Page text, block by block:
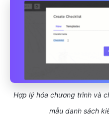
Hợp lý hóa chương trình và
mẫu danh sách